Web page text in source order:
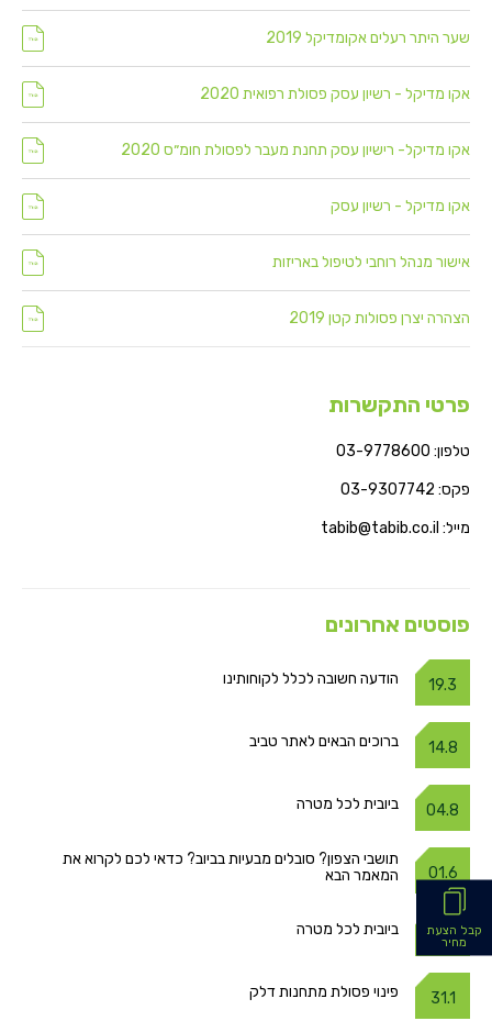
שער היתר רעלים אקומדיקל 2019
אקו מדיקל - רשיון עסק פסולת רפואית 2020
אקו מדיקל- רישיון עסק תחנת מעבר לפסולת חומ״ס 2020
אקו מדיקל - רשיון עסק
אישור מנהל רוחבי לטיפול באריזות
הצהרה יצרן פסולות קטן 2019
פרטי התקשרות
טלפון: 03-9778600
פקס: 03-9307742
מייל: tabib@tabib.co.il
פוסטים אחרונים
19.3 הודעה חשובה לכלל לקוחותינו
14.8 ברוכים הבאים לאתר טביב
04.8 ביובית לכל מטרה
01.6
תושבי הצפון? סובלים מבעיות בביוב? כדאי לכם לקרוא את
המאמר הבא
03.5 ביובית לכל מטרה
31.1 פינוי פסולת מתחנות דלק
קבל הצעת
מחיר